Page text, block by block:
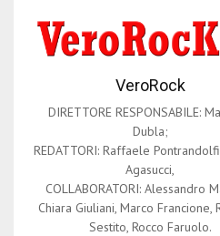
VeroRock
DIRETTORE RESPONSABILE:
Dubla;
REDATTORI: Raffaele
Agasucci,
COLLABORATORI: Alessandro
Chiara Giuliani, Marco Francione,
Sestito, Rocco Faruolo.